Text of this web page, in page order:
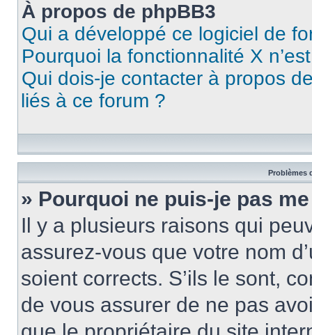
À propos de phpBB3
Qui a développé ce logiciel de
Pourquoi la fonctionnalité X
Qui dois-je contacter à propos
liés à ce forum ?
Problèmes
» Pourquoi ne puis-je pas
Il y a plusieurs raisons qui
assurez-vous que votre nom
soient corrects. S’ils le sont,
de vous assurer de ne pas